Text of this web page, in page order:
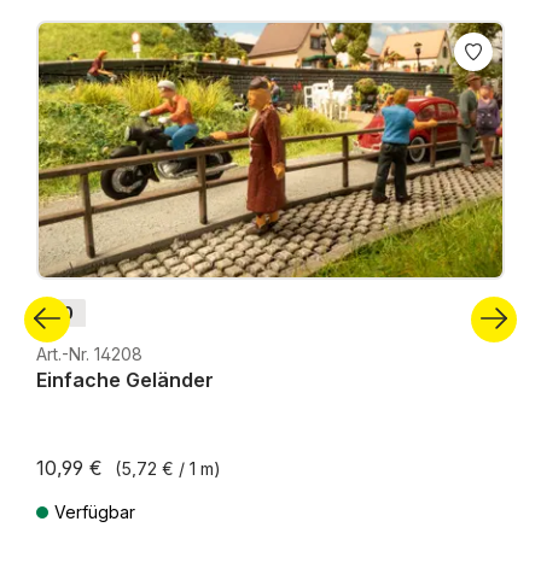
Produktgalerie überspringen
H0
Art.-Nr. 14208
Einfache Geländer
10,99 € (5,72 € / 1 m)
Verfügbar